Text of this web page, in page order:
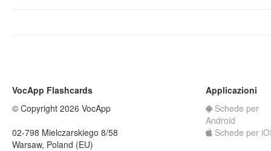
VocApp Flashcards
© Copyright 2026 VocApp
02-798 Mielczarskiego 8/58
Warsaw, Poland (EU)
Applicazioni
Schede per
Android
Schede per